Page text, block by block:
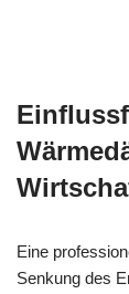
Eine
Senkung des